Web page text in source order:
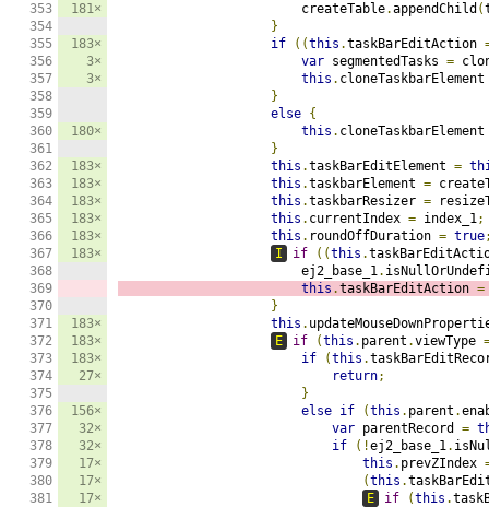
181×
183×
3×
3×
180×
183×
183×
183×
183×
183×
183×
183×
183×
183×
27×
156×
32×
32×
17×
17×
17×
                        createTable
.appendChild (
}
if
((this .taskBarEditAction
var segmentedTasks =
this .
}
else {
this .
}
this .taskBarEditElement =
this .taskbarElement =
this .taskbarResizer =
this . currentIndex = index_1;
this . roundOffDuration = true
I
if ((this .
                        ej2_base_1
.
this .taskBarEditAction =
}
this .
E
if (this . parent .viewType
if
(this .
return;
}
else if (this . parent .
var parentRecord =
if
(!ej2_base_1.
this . prevZIndex
(this .
E
if (this .